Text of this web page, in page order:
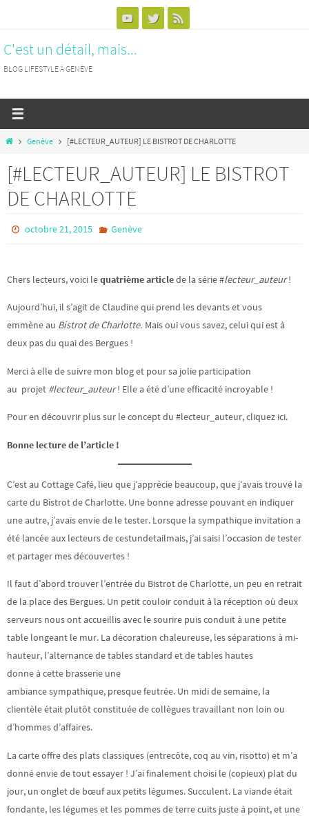
le
contenu
C'est un détail, mais...
BLOG LIFESTYLE À GENÈVE
HomeGenève [#LECTEUR_AUTEUR] LE BISTROT DE CHARLOTTE
[#LECTEUR_AUTEUR] LE BISTROT
DE CHARLOTTE
octobre 21, 2015 Genève
Chers lecteurs, voici lequatrième articlede la série #lecteur_auteur!
Aujourd’hui, il s’agit de Claudine qui prend les devants et vous
emmène au Bistrot de Charlotte. Mais oui vous savez, celui qui est à
deux pas du quai des Bergues !
Merci à elle de suivre mon blog et pour sa jolie participation
au projet #lecteur_auteur! Elle a été d’une efficacité incroyable !
Pour en découvrir plus sur le concept du #lecteur_auteur, cliquez ici.
Bonne lecture de l’article !
C’est au Cottage Café, lieu que j’apprécie beaucoup, que j’avais trouvé la
carte du Bistrot de Charlotte. Une bonne adresse pouvant en indiquer
une autre, j’avais envie de le tester. Lorsque la sympathique invitation a
été lancée aux lecteurs de cestundetailmais, j’ai saisi l’occasion de tester
et partager mes découvertes !
Il faut d’abord trouver l’entrée du Bistrot de Charlotte, un peu en retrait
de la place des Bergues. Un petit couloir conduit à la réception où deux
serveurs nous ont accueillis avec le sourire puis conduit à une petite
table longeant le mur. La décoration chaleureuse, les séparations à mi-
hauteur, l’alternance de tables standard et de tables hautes
donne à cette brasserie une
ambiance sympathique, presque feutrée. Un midi de semaine, la
clientèle était plutôt constituée de collègues travaillant non loin ou
d’hommes d’affaires.
La carte offre des plats classiques (entrecôte, coq au vin, risotto) et m’a
donné envie de tout essayer ! J’ai finalement choisi le (copieux) plat du
jour, un onglet de bœuf aux petits légumes. Succulent. La viande était
fondante, les légumes et les pommes de terre cuits juste à point, et une